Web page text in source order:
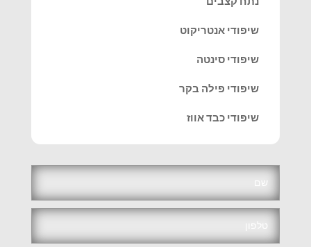
שיפודי אנטריקוט
שיפודי סינטה
שיפודי פילה בקר
שיפודי כבד אווז